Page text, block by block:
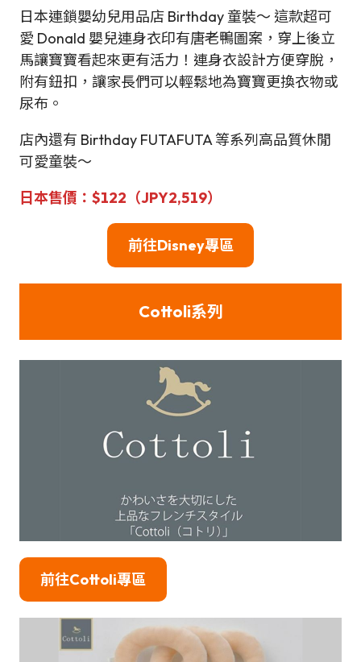
日本連鎖嬰幼兒用品店 Birthday 童裝～ 這款超可
愛 Donald 嬰兒連身衣印有唐老鴨圖案，穿上後立
馬讓寶寶看起來更有活力！連身衣設計方便穿脫，
附有鈕扣，讓家長們可以輕鬆地為寶寶更換衣物或
尿布。
店內還有 Birthday FUTAFUTA 等系列高品質休閒
可愛童裝～
日本售價： $122（JPY2,519）
前往Disney專區
Cottoli系列
前往Cottoli專區